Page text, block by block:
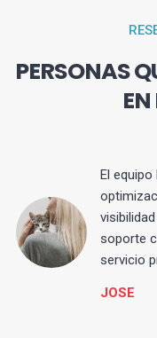
PERSONAS
El
soporte
servicio
JOSE